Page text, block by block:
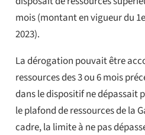
mois (montant en vigueur du
2023).
La dérogation pouvait être
ressources des 3 ou 6 mois
dans le dispositif ne dépassait
le plafond de ressources de la
cadre, la limite à ne pas